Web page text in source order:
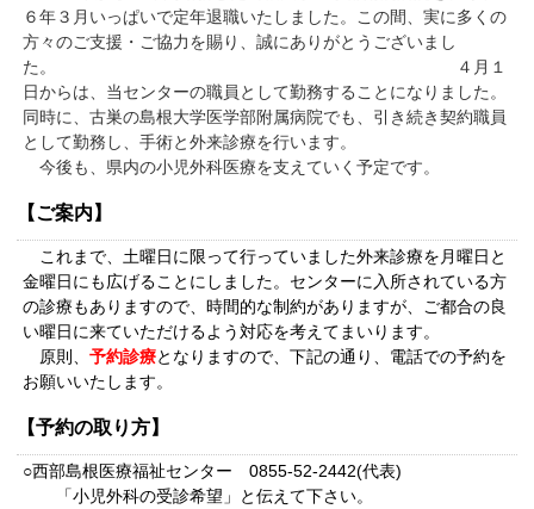
６年３月いっぱいで定年退職いたしました。この間、実に多くの
方々のご支援・ご協力を賜り、誠にありがとうございまし
た。 ４月１
日からは、当センターの職員として勤務することになりました。
同時に、古巣の島根大学医学部附属病院でも、引き続き契約職員
として勤務し、手術と外来診療を行います。
今後も、県内の小児外科医療を支えていく予定です。
【ご案内】
これまで、土曜日に限って行っていました外来診療を月曜日と
金曜日にも広げることにしました。センターに入所されている方
の診療もありますので、時間的な制約がありますが、ご都合の良
い曜日に来ていただけるよう対応を考えてまいります。
原則、予約診療となりますので、下記の通り、電話での予約を
お願いいたします。
【予約の取り方】
○西部島根医療福祉センター 0855-52-2442(代表)
「小児外科の受診希望」と伝えて下さい。